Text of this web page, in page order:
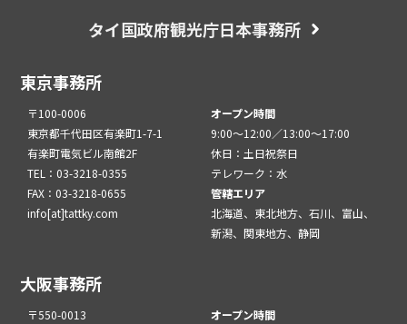
タイ国政府観光庁日本事務所
東京事務所
〒100-0006
東京都千代田区有楽町1-7-1
有楽町電気ビル南館2F
TEL：03-3218-0355
FAX：03-3218-0655
info[at]tattky.com
オープン時間
9:00～12:00／13:00～17:00
休日：土日祝祭日
テレワーク：水
管轄エリア
北海道、東北地方、石川、富山、
新潟、関東地方、静岡
大阪事務所
〒550-0013
オープン時間